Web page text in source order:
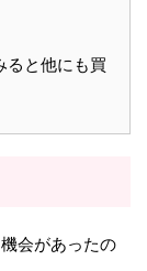
ると他にも買
会があったの